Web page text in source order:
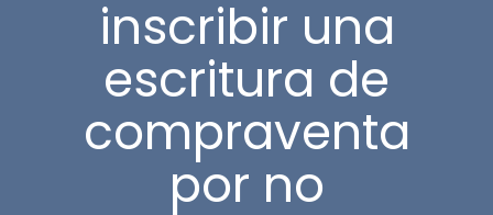
inscribir una
escritura de
compraventa
por no